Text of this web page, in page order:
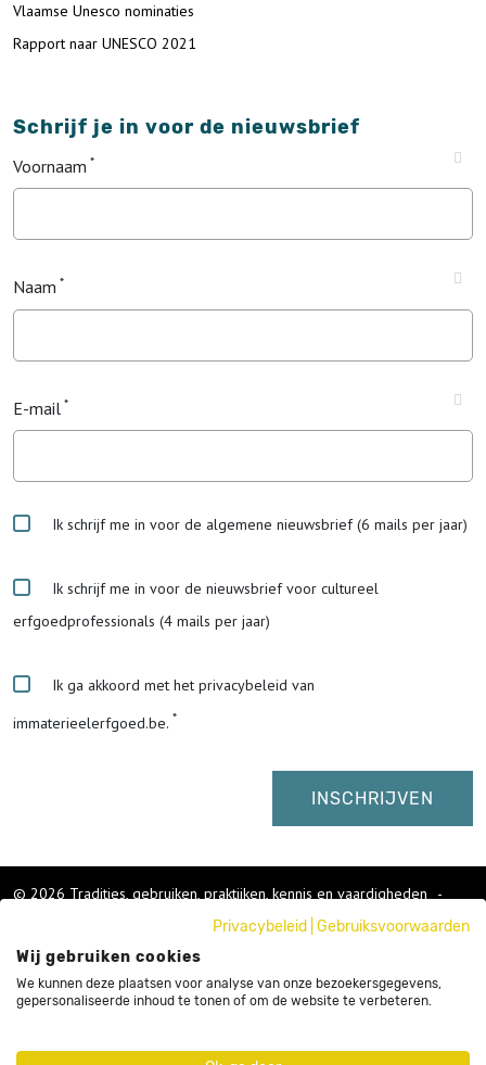
Vlaamse Unesco nominaties
Rapport naar UNESCO 2021
Schrijf je in voor de nieuwsbrief
Voornaam
Naam
E-mail
Ik schrijf me in voor de algemene nieuwsbrief (6 mails per jaar)
Ik schrijf me in voor de nieuwsbrief voor cultureel
erfgoedprofessionals (4 mails per jaar)
Ik ga akkoord met het privacybeleid van
immaterieelerfgoed.be.
© 2026 Tradities, gebruiken, praktijken, kennis en vaardigheden
-
Gebruikersvoorwaarden
Privacybeleid
Cookies
Sitemap
Privacybeleid
Gebruiksvoorwaarden
Wij gebruiken cookies
We kunnen deze plaatsen voor analyse van onze bezoekersgegevens,
gepersonaliseerde inhoud te tonen of om de website te verbeteren.